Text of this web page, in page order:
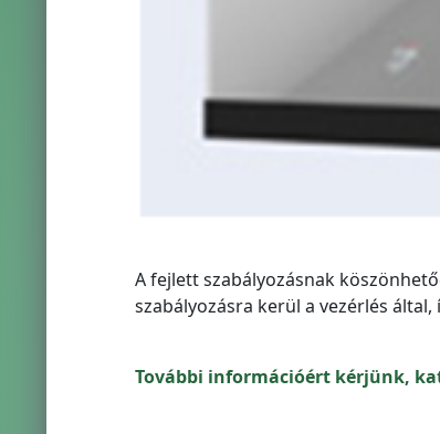
A fejlett szabályozásnak
szabályozásra kerül a vezérlés
További információért kérjünk,